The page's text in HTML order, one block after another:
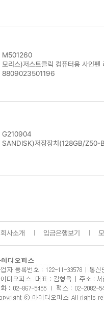
M501260
모리스)저스트클릭 컴퓨터용 사인펜
8809023501196
G210904
SANDISK)저장장치(128GB/Z50-
회사소개 입금은행보기